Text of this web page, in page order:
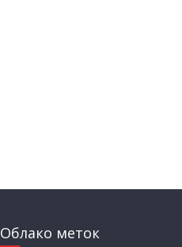
Облако меток